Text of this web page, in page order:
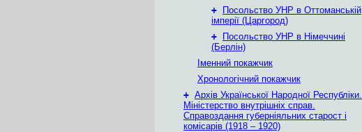
+
Посольство УНР в Оттоманській
імперії (Царгород)
+
Посольство УНР в Німеччині
(Берлін)
Іменний покажчик
Хронологічний покажчик
+ Архів Української Народної Республіки.
Міністерство внутрішніх справ.
Справоздання губерніяльних старост і
комісарів (1918 – 1920)